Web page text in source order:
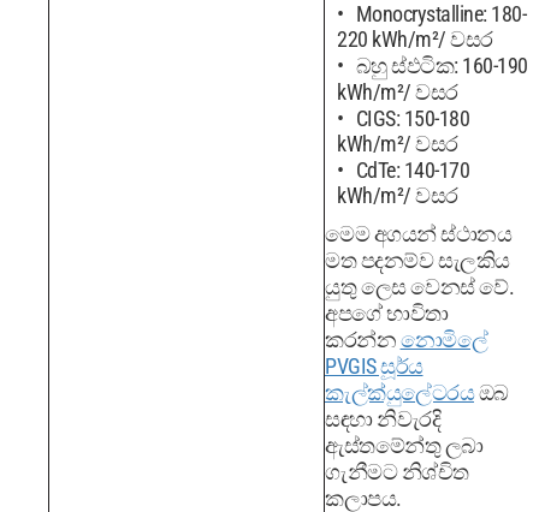
Monocrystalline: 180-
220 kWh/m²/ වසර
බහු ස්ඵටික: 160-190
kWh/m²/ වසර
CIGS: 150-180
kWh/m²/ වසර
CdTe: 140-170
kWh/m²/ වසර
මෙම අගයන් ස්ථානය
මත පදනම්ව සැලකිය
යුතු ලෙස වෙනස් වේ.
අපගේ භාවිතා
කරන්නනොමිලේ
PVGIS සූර්ය
කැල්ක්යුලේටරයඔබ
සඳහා නිවැරදි
ඇස්තමේන්තු ලබා
ගැනීමට නිශ්චිත
කලාපය.